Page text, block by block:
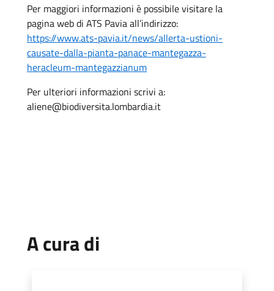
Per maggiori informazioni è possibile visitare la
pagina web di ATS Pavia all’indirizzo:
https://www.ats-pavia.it/news/allerta-ustioni-
causate-dalla-pianta-panace-mantegazza-
heracleum-mantegazzianum
Per ulteriori informazioni scrivi a:
aliene@biodiversita.lombardia.it
A cura di